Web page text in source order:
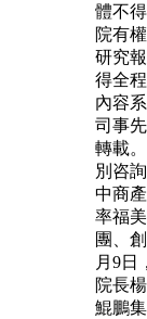
體不
院有
研究
得全
內容
司事
轉載
別咨
中商
率福
團、
月9日
院長
鯤鵬